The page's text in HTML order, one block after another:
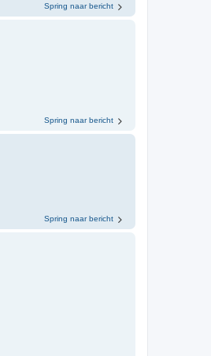
Spring naar bericht
Spring naar bericht
Spring naar bericht